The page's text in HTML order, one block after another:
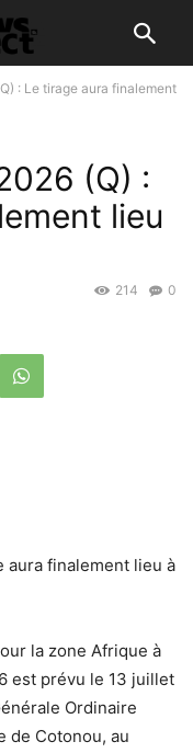
: Le tirage aura finalement
(Q) :
lieu
0
214
aura finalement lieu à
la zone Afrique à
est prévu le 13 juillet
Ordinaire
de Cotonou, au